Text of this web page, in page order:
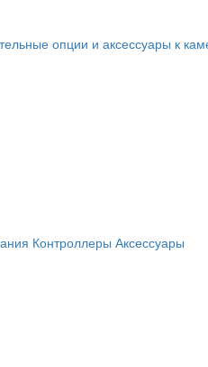
опции и аксессуары к
Контроллеры Аксессуары